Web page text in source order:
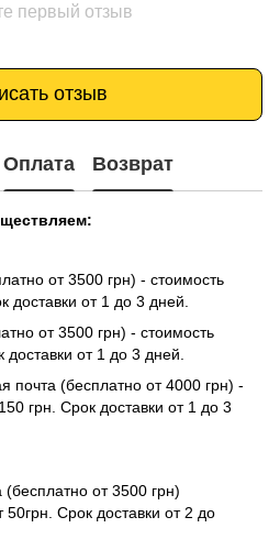
первый отзыв
отзыв
Оплата Возврат
от 3500 грн) - стоимость
доставки от 1 до 3 дней.
от 3500 грн) - стоимость
доставки от 1 до 3 дней.
почта (бесплатно от 4000 грн) -
грн. Срок доставки от 1 до 3
от 3500 грн)
50грн. Срок доставки от 2 до